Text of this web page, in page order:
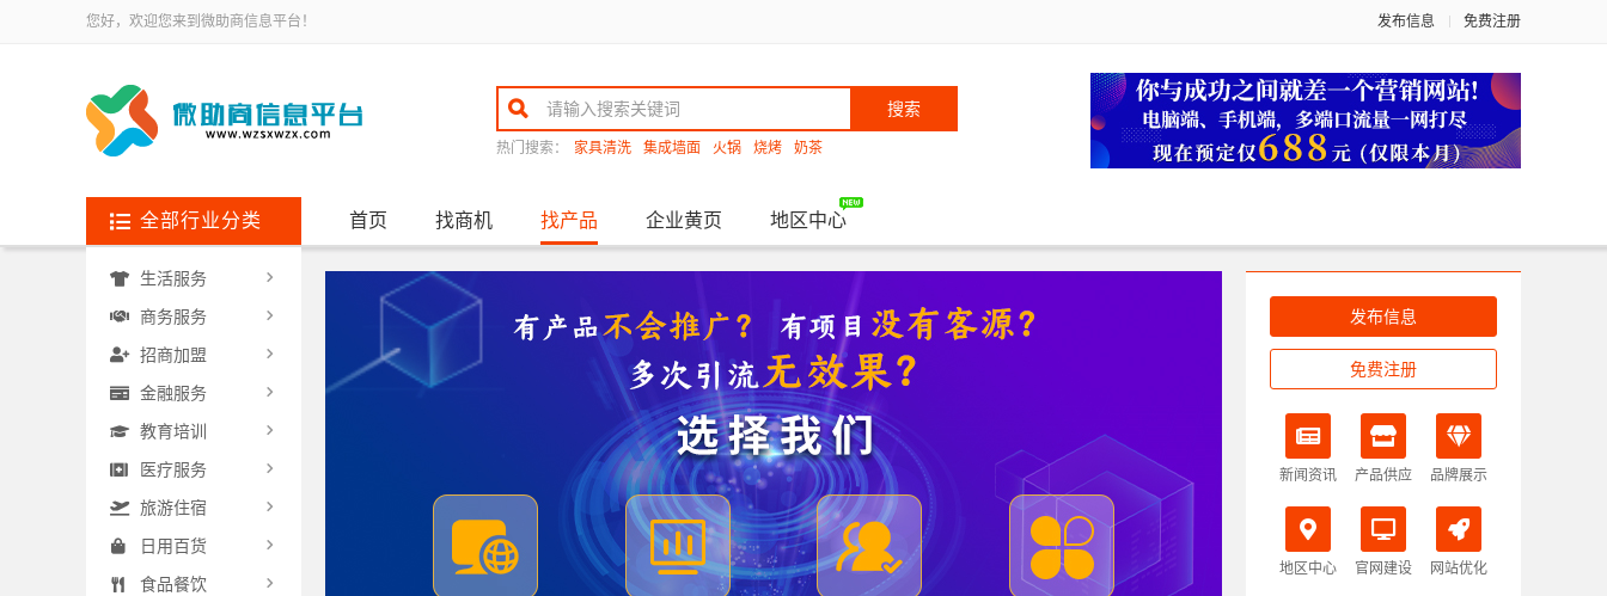
您好，欢迎您来到微助商信息平台！ 发布信息 免费注册
搜索
热门搜索： 家具清洗 集成墙面 火锅 烧烤 奶茶
全部行业分类 首页 找商机 找产品 企业黄页 地区中心
生活服务
商务服务
招商加盟
金融服务
教育培训
医疗服务
旅游住宿
日用百货
食品餐饮
发布信息
免费注册
新闻资讯 产品供应 品牌展示
地区中心 官网建设 网站优化